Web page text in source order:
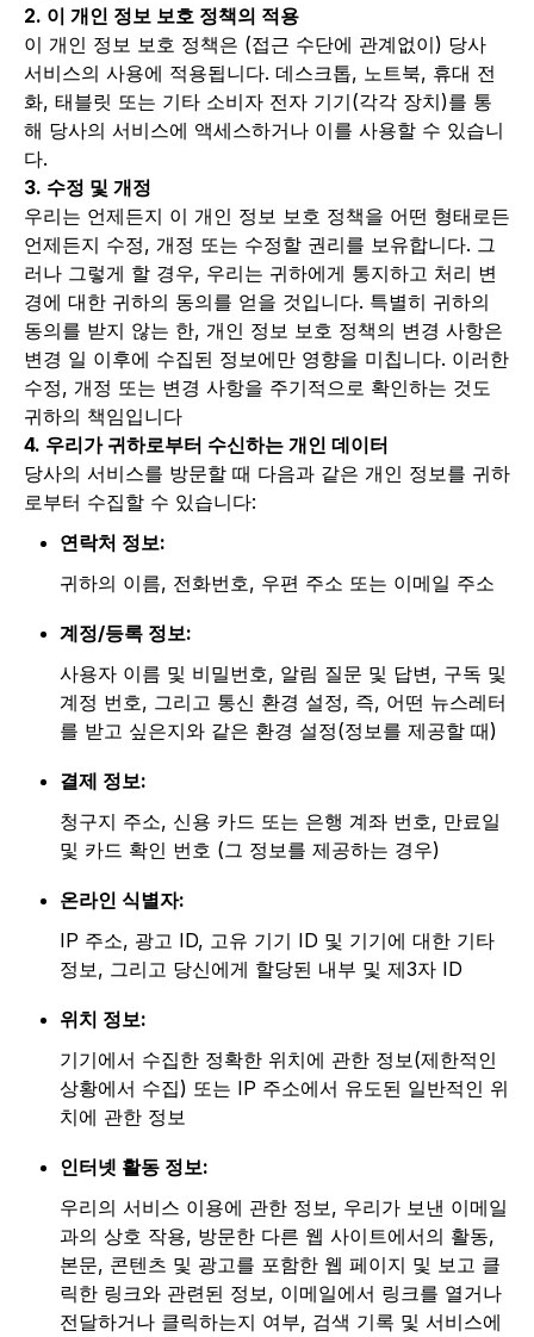
2. 이 개인 정보 보호 정책의 적용
이 개인 정보 보호 정책은 (접근 수단에 관계없이) 당사
서비스의 사용에 적용됩니다. 데스크톱, 노트북, 휴대 전
화, 태블릿 또는 기타 소비자 전자 기기(각각 장치)를 통
해 당사의 서비스에 액세스하거나 이를 사용할 수 있습니
다.
3. 수정 및 개정
우리는 언제든지 이 개인 정보 보호 정책을 어떤 형태로든
언제든지 수정, 개정 또는 수정할 권리를 보유합니다. 그
러나 그렇게 할 경우, 우리는 귀하에게 통지하고 처리 변
경에 대한 귀하의 동의를 얻을 것입니다. 특별히 귀하의
동의를 받지 않는 한, 개인 정보 보호 정책의 변경 사항은
변경 일 이후에 수집된 정보에만 영향을 미칩니다. 이러한
수정, 개정 또는 변경 사항을 주기적으로 확인하는 것도
귀하의 책임입니다
4. 우리가 귀하로부터 수신하는 개인 데이터
당사의 서비스를 방문할 때 다음과 같은 개인 정보를 귀하
로부터 수집할 수 있습니다:
연락처 정보:
귀하의 이름, 전화번호, 우편 주소 또는 이메일 주소
계정/등록 정보:
사용자 이름 및 비밀번호, 알림 질문 및 답변, 구독 및
계정 번호, 그리고 통신 환경 설정, 즉, 어떤 뉴스레터
를 받고 싶은지와 같은 환경 설정(정보를 제공할 때)
결제 정보:
청구지 주소, 신용 카드 또는 은행 계좌 번호, 만료일
및 카드 확인 번호 (그 정보를 제공하는 경우)
온라인 식별자:
IP 주소, 광고 ID, 고유 기기 ID 및 기기에 대한 기타
정보, 그리고 당신에게 할당된 내부 및 제3자 ID
위치 정보:
기기에서 수집한 정확한 위치에 관한 정보(제한적인
상황에서 수집) 또는 IP 주소에서 유도된 일반적인 위
치에 관한 정보
인터넷 활동 정보:
우리의 서비스 이용에 관한 정보, 우리가 보낸 이메일
과의 상호 작용, 방문한 다른 웹 사이트에서의 활동,
본문, 콘텐츠 및 광고를 포함한 웹 페이지 및 보고 클
릭한 링크와 관련된 정보, 이메일에서 링크를 열거나
전달하거나 클릭하는지 여부, 검색 기록 및 서비스에